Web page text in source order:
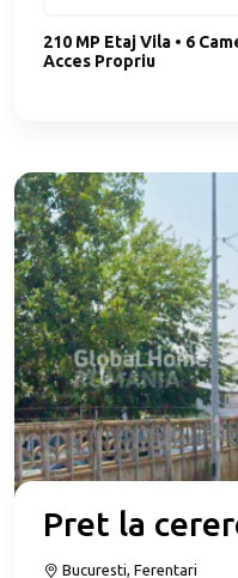
210 MP Etaj Vila • 6
Acces Propriu
Pret la
Bucuresti, Ferentari